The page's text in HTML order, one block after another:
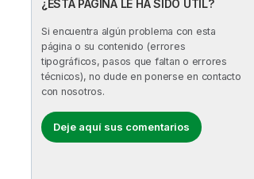
¿ESTA PÁGINA LE HA SIDO ÚTIL?
Si encuentra algún problema con esta
página o su contenido (errores
tipográficos, pasos que faltan o errores
técnicos), no dude en ponerse en contacto
con nosotros.
Deje aquí sus comentarios